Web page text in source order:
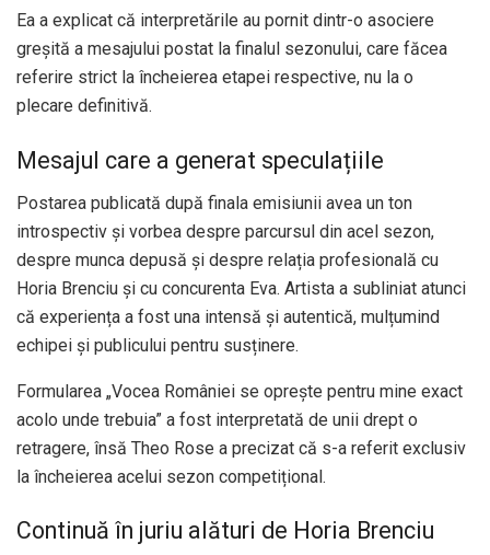
Ea a explicat că interpretările au pornit dintr-o asociere
greșită a mesajului postat la finalul sezonului, care făcea
referire strict la încheierea etapei respective, nu la o
plecare definitivă.
Mesajul care a generat speculațiile
Postarea publicată după finala emisiunii avea un ton
introspectiv și vorbea despre parcursul din acel sezon,
despre munca depusă și despre relația profesională cu
Horia Brenciu și cu concurenta Eva. Artista a subliniat atunci
că experiența a fost una intensă și autentică, mulțumind
echipei și publicului pentru susținere.
Formularea „Vocea României se oprește pentru mine exact
acolo unde trebuia” a fost interpretată de unii drept o
retragere, însă Theo Rose a precizat că s-a referit exclusiv
la încheierea acelui sezon competițional.
Continuă în juriu alături de Horia Brenciu